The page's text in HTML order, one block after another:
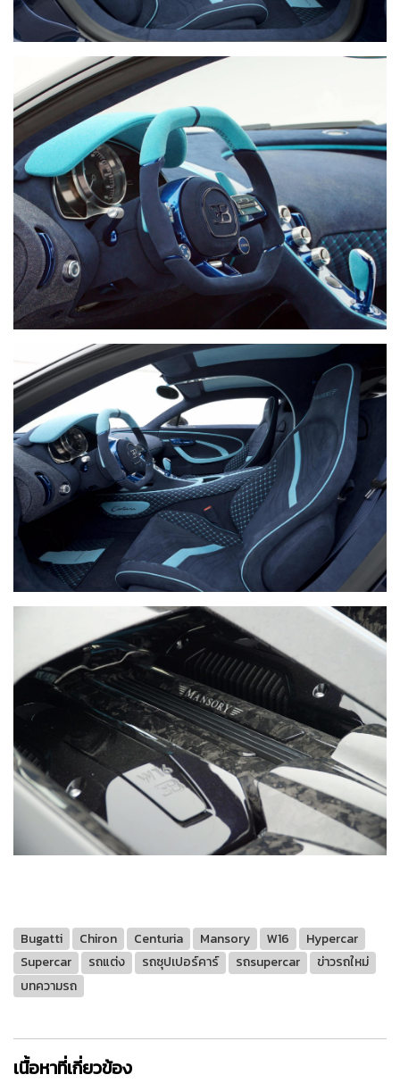
Bugatti Chiron Centuria Mansory W16
Hypercar
Supercar
รถแต่ง รถซุปเปอร์คาร์ รถsupercar
ข่าวรถใหม่
บทความรถ
เนื้อหาที่เกี่ยวข้อง